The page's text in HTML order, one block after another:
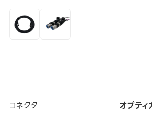
コネクタ オプテ